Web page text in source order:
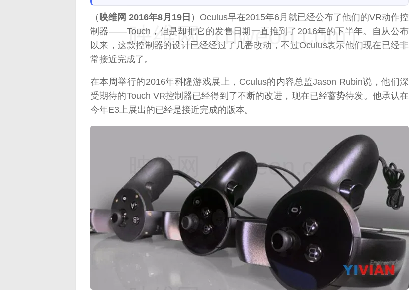
（ 映维网 2016年8月19日 ）Oculus早在2015年6月就已经公布了他们的VR动作控
制器——Touch，但是却把它的发售日期一直推到了2016年的下半年。自从公布
以来，这款控制器的设计已经经过了几番改动，不过Oculus表示他们现在已经非
常接近完成了。
在本周举行的2016年科隆游戏展上，Oculus的内容总监Jason Rubin说，他们深
受期待的Touch VR控制器已经得到了不断的改进，现在已经蓄势待发。他承认在
今年E3上展出的已经是接近完成的版本。
映维网（nweon.com）
映维网（nweon.com）